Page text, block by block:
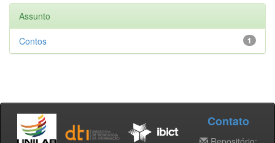
Assunto
1
Contos
Contato